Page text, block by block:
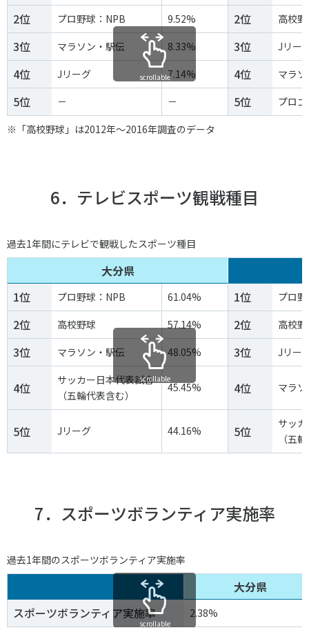
2位 プロ野球：NPB 9.52% 2位 高校
3位 マラソン・駅伝 8.33% 3位 Jリー
4位 Jリーグ 7.14% 4位 マラ
5位 － － 5位
プロ
※「高校野球」は2012年～2016年調査のデータ
scrollable
6．テレビスポーツ観戦種目
過去1年間にテレビで観戦したスポーツ種目
大分県
1位
プロ野球：NPB 61.04% 1位 プロ
2位 高校野球 57.14% 2位 高校
3位 マラソン・駅伝 48.05% 3位 Jリー
4位
サッカー日本代表試合
（五輪代表含む）
45.45% 4位 マラ
5位 Jリーグ 44.16% 5位
サッ
（五
scrollable
7．スポーツボランティア実施率
過去1年間のスポーツボランティア実施率
大分県
スポーツボランティア実施率
2.38%
scrollable